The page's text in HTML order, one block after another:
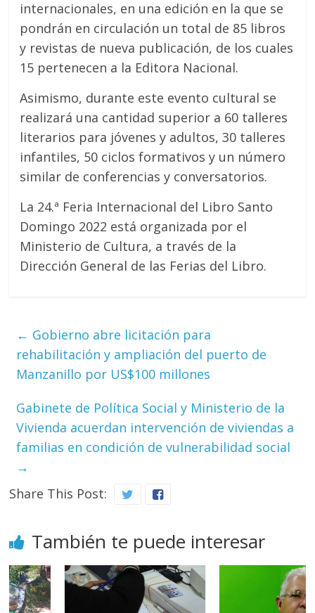
internacionales, en una edición en la que se
pondrán en circulación un total de 85 libros
y revistas de nueva publicación, de los cuales
15 pertenecen a la Editora Nacional.
Asimismo, durante este evento cultural se
realizará una cantidad superior a 60 talleres
literarios para jóvenes y adultos, 30 talleres
infantiles, 50 ciclos formativos y un número
similar de conferencias y conversatorios.
La 24.ª Feria Internacional del Libro Santo
Domingo 2022 está organizada por el
Ministerio de Cultura, a través de la
Dirección General de las Ferias del Libro.
← Gobierno abre licitación para
rehabilitación y ampliación del puerto de
Manzanillo por US$100 millones
Gabinete de Política Social y Ministerio de la
Vivienda acuerdan intervención de viviendas a
familias en condición de vulnerabilidad social
→
Share This Post:
También te puede interesar